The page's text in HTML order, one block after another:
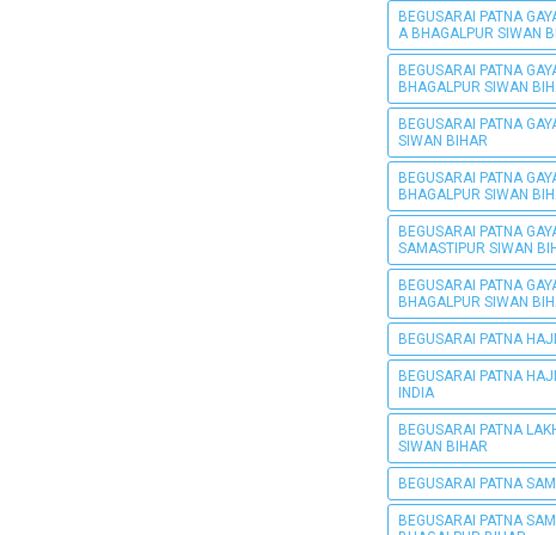
BEGUSARAI PATNA
A BHAGALPUR SIWAN
BEGUSARAI PATNA
BHAGALPUR SIWAN
BEGUSARAI PATNA
SIWAN BIHAR
BEGUSARAI PATNA
BHAGALPUR SIWAN
BEGUSARAI PATNA
SAMASTIPUR SIWAN
BEGUSARAI PATNA
BHAGALPUR SIWAN
BEGUSARAI PATNA
BEGUSARAI PATNA
INDIA
BEGUSARAI PATNA
SIWAN BIHAR
BEGUSARAI PATNA
BEGUSARAI PATNA